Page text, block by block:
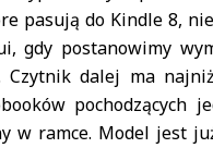
pasują do Kindle 8,
gdy postanowimy
dalej ma
pochodzących
w ramce. Model jest